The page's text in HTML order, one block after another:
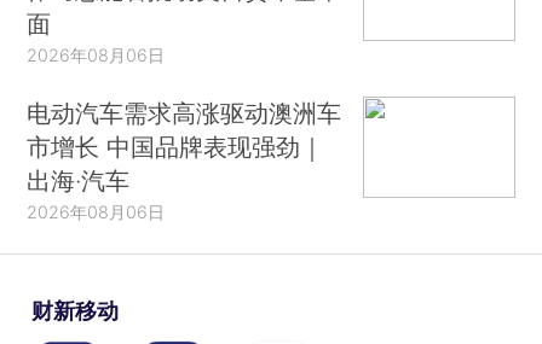
面
2026年08月06日
电动汽车需求高涨驱动澳洲车
市增长 中国品牌表现强劲｜
出海·汽车
2026年08月06日
财新移动